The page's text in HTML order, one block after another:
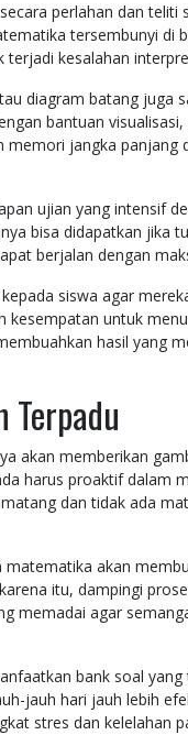
perlahan dan teliti
tersembunyi di
kesalahan
diagram batang juga
bantuan
jangka panjang
ujian yang intensif
bisa didapatkan jika
berjalan dengan
siswa agar
kesempatan untuk
hasil yang
akan memberikan
harus proaktif dalam
dan tidak ada
akan
itu, dampingi
memadai agar
bank soal
jauh hari jauh lebih
stres dan kelelahan